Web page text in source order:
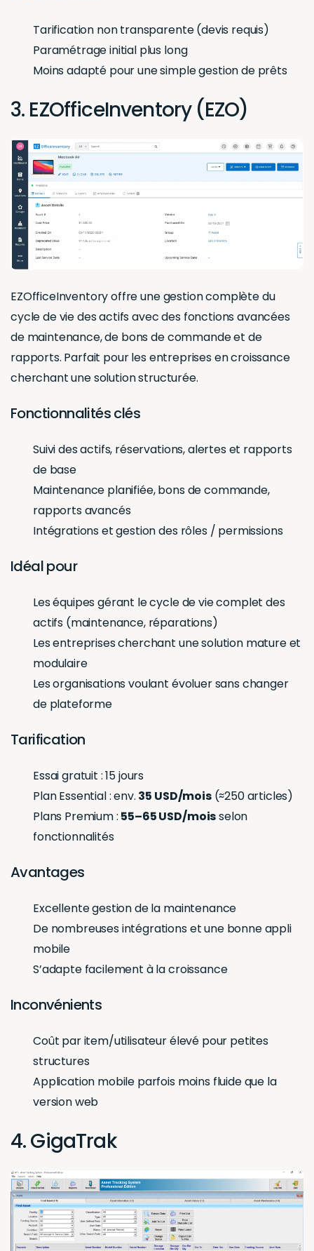
Tarification non transparente (devis requis)
Paramétrage initial plus long
Moins adapté pour une simple gestion de prêts
3. EZOfficeInventory (EZO)
EZOfficeInventory offre une gestion complète du
cycle de vie des actifs avec des fonctions avancées
de maintenance, de bons de commande et de
rapports. Parfait pour les entreprises en croissance
cherchant une solution structurée.
Fonctionnalités clés
Suivi des actifs, réservations, alertes et rapports
de base
Maintenance planifiée, bons de commande,
rapports avancés
Intégrations et gestion des rôles / permissions
Idéal pour
Les équipes gérant le cycle de vie complet des
actifs (maintenance, réparations)
Les entreprises cherchant une solution mature et
modulaire
Les organisations voulant évoluer sans changer
de plateforme
Tarification
Essai gratuit : 15 jours
Plan Essential : env. 35 USD/mois(≈250 articles)
Plans Premium : 55–65 USD/moisselon
fonctionnalités
Avantages
Excellente gestion de la maintenance
De nombreuses intégrations et une bonne appli
mobile
S’adapte facilement à la croissance
Inconvénients
Coût par item/utilisateur élevé pour petites
structures
Application mobile parfois moins fluide que la
version web
4. GigaTrak